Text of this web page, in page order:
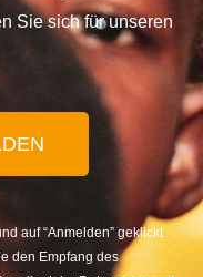
Sie sich für unseren
auf “Anmelden” geklickt
den Empfang des